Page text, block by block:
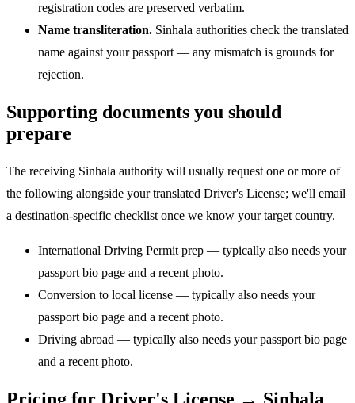
registration codes are preserved verbatim.
Name transliteration. Sinhala authorities check the translated
name against your passport — any mismatch is grounds for
rejection.
Supporting documents you should
prepare
The receiving Sinhala authority will usually request one or more of
the following alongside your translated Driver's License; we'll email
a destination-specific checklist once we know your target country.
International Driving Permit prep — typically also needs your
passport bio page and a recent photo.
Conversion to local license — typically also needs your
passport bio page and a recent photo.
Driving abroad — typically also needs your passport bio page
and a recent photo.